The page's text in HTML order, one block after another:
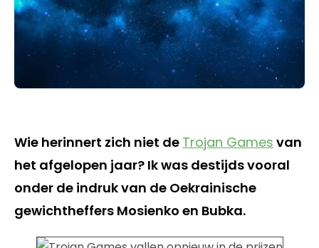
Wie herinnert zich niet de Trojan Games van
het afgelopen jaar? Ik was destijds vooral
onder de indruk van de Oekrainische
gewichtheffers Mosienko en Bubka.